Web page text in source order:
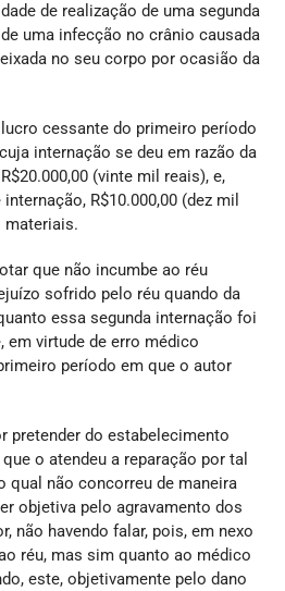
de realização de uma segunda
uma infecção no crânio causada
no seu corpo por ocasião da
cessante do primeiro período
internação se deu em razão da
(vinte mil reais), e,
R$10.000,00 (dez mil
materiais.
que não incumbe ao réu
sofrido pelo réu quando da
essa segunda internação foi
em virtude de erro médico
período em que o autor
pretender do estabelecimento
o atendeu a reparação por tal
qual não concorreu de maneira
objetiva pelo agravamento dos
não havendo falar, pois, em nexo
réu, mas sim quanto ao médico
este, objetivamente pelo dano